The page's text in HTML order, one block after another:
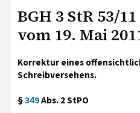
BGH 3 StR 53/
vom 19. Mai
Korrektur eines
Schreibversehens.
§349Abs. 2 StPO